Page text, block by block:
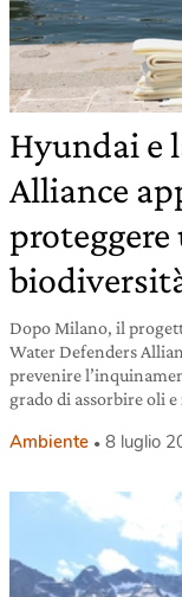
Hyundai e
Alliance
Dopo Milano, il
Water Defenders
prevenire
grado di assorbire oli
Ambiente 8 luglio